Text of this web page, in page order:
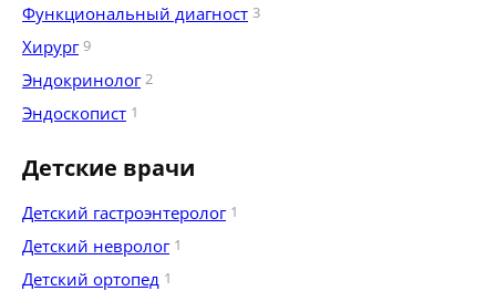
Функциональный диагност 3
Хирург 9
Эндокринолог 2
Эндоскопист 1
Детские врачи
Детский гастроэнтеролог 1
Детский невролог 1
Детский ортопед 1